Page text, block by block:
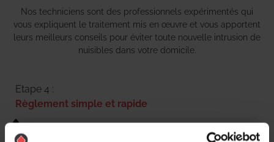
Nos techniciens sont des professionnels expérimentés qui
vous expliquent le traitement mis en œuvre et vous apportent
leurs meilleurs conseils pour éviter toute nouvelle intrusion de
nuisibles dans votre domicile.
Etape 4 :
Règlement simple et rapide